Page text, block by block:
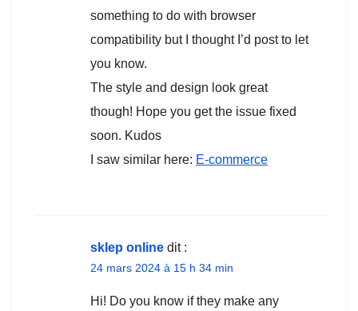
something to do with browser
compatibility but I thought I’d post to let
you know.
The style and design look great
though! Hope you get the issue fixed
soon. Kudos
I saw similar here: E-commerce
sklep online dit :
24 mars 2024 à 15 h 34 min
Hi! Do you know if they make any